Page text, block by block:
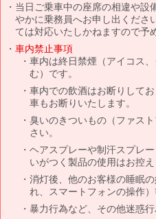
当日ご乗車中の座席の相違や設
やかに乗務員へお申し出くださ
ては対応いたしかねますので予
車内禁止事項
車内は終日禁煙（アイコス
む）です。
車内での飲酒はお断りして
車もお断りいたします。
臭いのきついもの（ファス
さい。
ヘアスプレーや制汗スプレ
いがつく製品の使用はお控え
消灯後、他のお客様の睡眠
れ、スマートフォンの操作）
暴力行為など、その他迷惑行